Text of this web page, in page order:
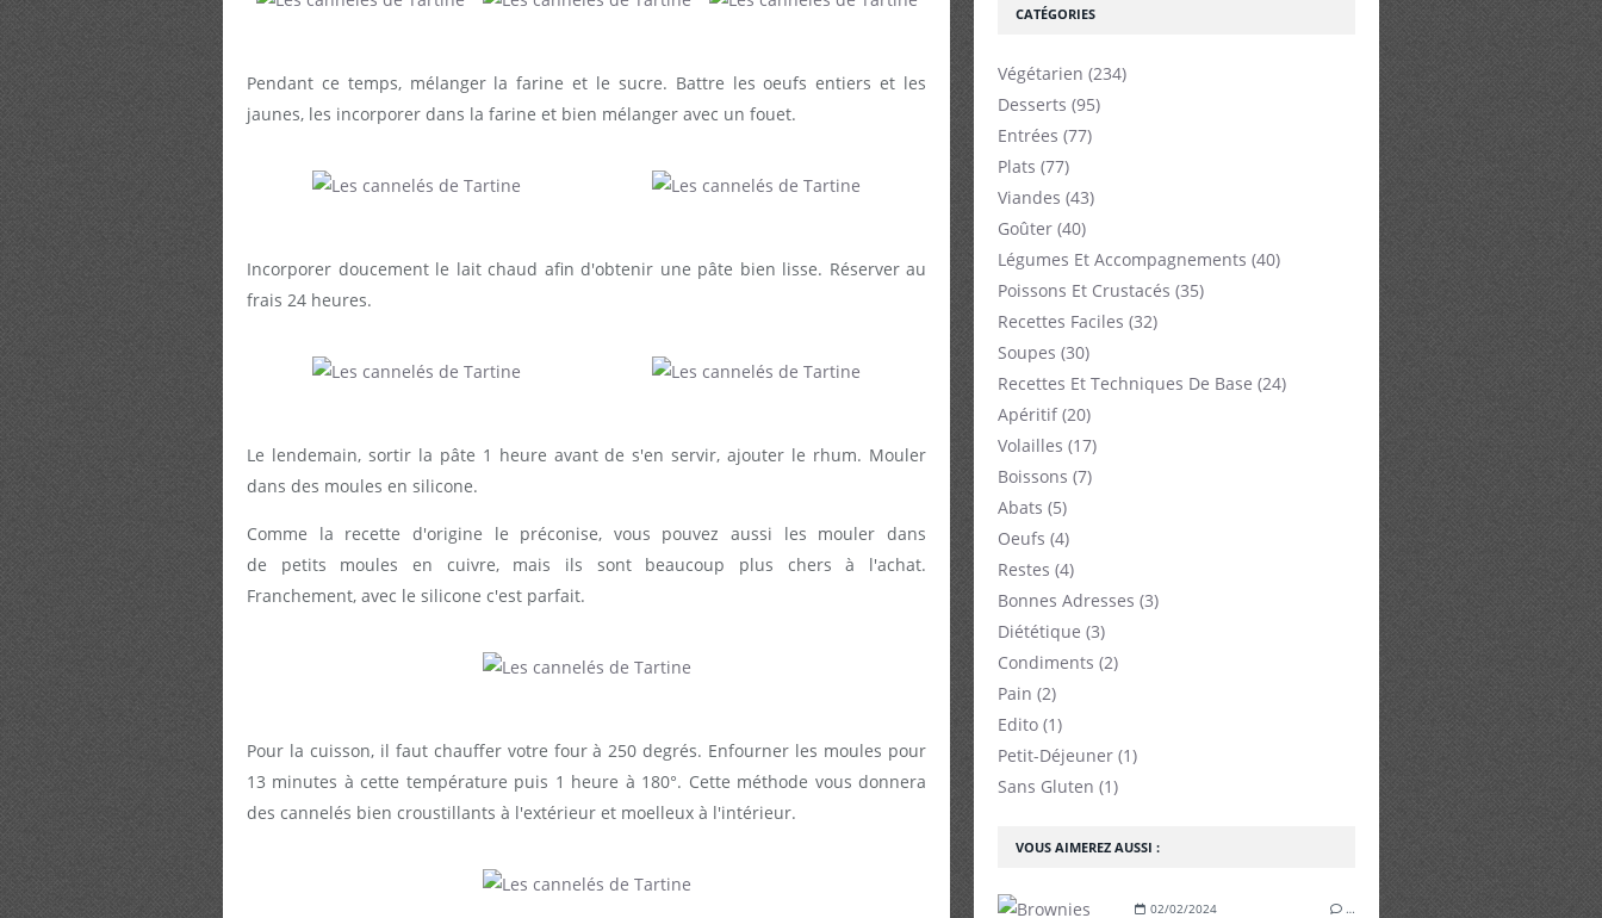
Pendant ce temps, mélanger la farine et le sucre. Battre les oeufs entiers et les
jaunes, les incorporer dans la farine et bien mélanger avec un fouet.
Incorporer doucement le lait chaud afin d'obtenir une pâte bien lisse. Réserver au
frais 24 heures.
Le lendemain, sortir la pâte 1 heure avant de s'en servir, ajouter le rhum. Mouler
dans des moules en silicone.
Comme la recette d'origine le préconise, vous pouvez aussi les mouler dans
de petits moules en cuivre, mais ils sont beaucoup plus chers à l'achat.
Franchement, avec le silicone c'est parfait.
Pour la cuisson, il faut chauffer votre four à 250 degrés. Enfourner les moules pour
13 minutes à cette température puis 1 heure à 180°. Cette méthode vous donnera
des cannelés bien croustillants à l'extérieur et moelleux à l'intérieur.
VOUS AIMEREZ AUSSI :
02/02/2024 …
CATÉGORIES
Végétarien (234)
Desserts (95)
Entrées (77)
Plats (77)
Viandes (43)
Goûter (40)
Légumes Et Accompagnements (40)
Poissons Et Crustacés (35)
Recettes Faciles (32)
Soupes (30)
Recettes Et Techniques De Base (24)
Apéritif(20)
Volailles (17)
Boissons (7)
Abats (5)
Oeufs (4)
Restes (4)
Bonnes Adresses (3)
Diététique (3)
Condiments (2)
Pain (2)
Edito (1)
Petit-Déjeuner (1)
Sans Gluten (1)